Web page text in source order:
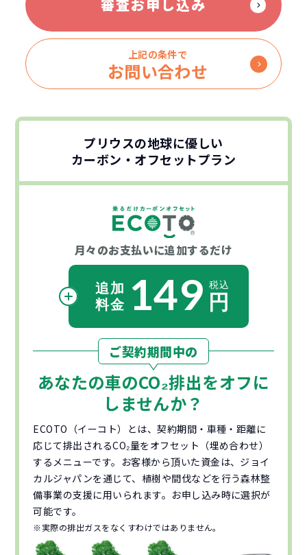
審査お申し込み
上記の条件で
お問い合わせ
プリウスの地球に優しい
カーボン・オフセットプラン
月々のお支払いに追加するだけ
149
ご契約期間中の
あなたの車のCO₂排出をオフに
しませんか？
ECOTO（イーコト）とは、契約期間・車種・距離に
応じて排出されるCO₂量をオフセット（埋め合わせ）
するメニューです。お客様から頂いた資金は、ジョイ
カルジャパンを通じて、植樹や間伐などを行う森林整
備事業の支援に用いられます。お申し込み時に選択が
可能です。
※実際の排出ガスをなくすわけではありません。